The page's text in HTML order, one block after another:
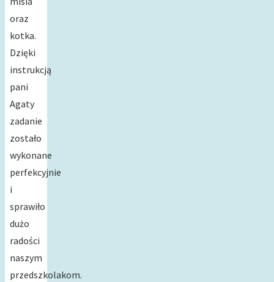
oraz
kotka.
Dzięki
instrukcją
pani
Agaty
zadanie
zostało
wykonane
perfekcyjnie
i
sprawiło
dużo
radości
naszym
przedszkolakom.